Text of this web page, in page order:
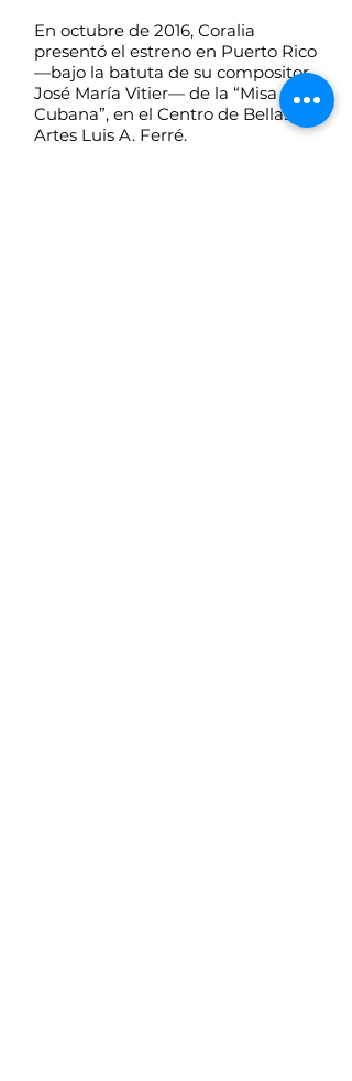
En octubre de 2016, Coralia
presentó el estreno en Puerto Rico
—bajo la batuta de su compositor,
José María Vitier— de la “Misa
Cubana”, en el Centro de Bellas
Artes Luis A. Ferré.